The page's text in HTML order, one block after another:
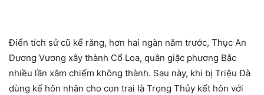
Điển tích sử cũ kể rằng, hơn hai ngàn năm trước, Thục An
Dương Vương xây thành Cổ Loa, quân giặc phương Bắc
nhiều lần xâm chiếm không thành. Sau này, khi bị Triệu Đà
dùng kế hôn nhân cho con trai là Trọng Thủy kết hôn với